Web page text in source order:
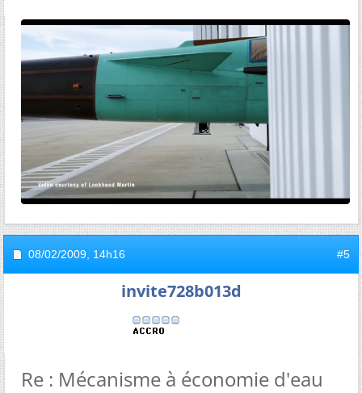
08/02/2009, 14h16 #5
invite728b013d
Re : Mécanisme à économie d'eau